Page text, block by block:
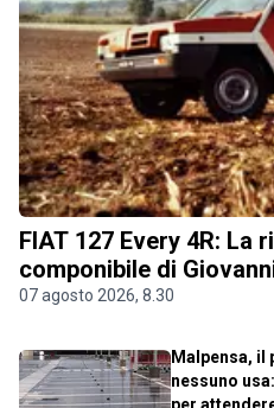
FIAT 127 Every 4R: La
componibile di
07 agosto 2026, 8.30
Malpensa,
nessuno